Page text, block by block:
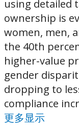
using detailed
ownership is
women, men,
the 40th
higher-value
gender
dropping to
compliance
更多显示